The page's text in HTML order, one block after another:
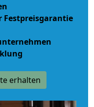
Festpreisgarantie
erhalten